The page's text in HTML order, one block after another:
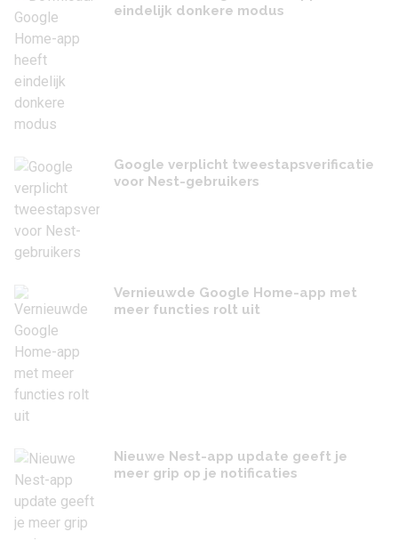
eindelijk donkere modus
Google verplicht tweestapsverificatie
voor Nest-gebruikers
Vernieuwde Google Home-app met
meer functies rolt uit
Nieuwe Nest-app update geeft je
meer grip op je notificaties